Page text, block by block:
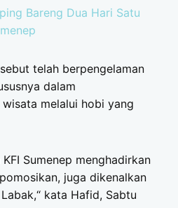
Bareng Dua Hari Satu
telah berpengelaman
dalam
melalui hobi yang
Sumenep menghadirkan
juga dikenalkan
kata Hafid, Sabtu